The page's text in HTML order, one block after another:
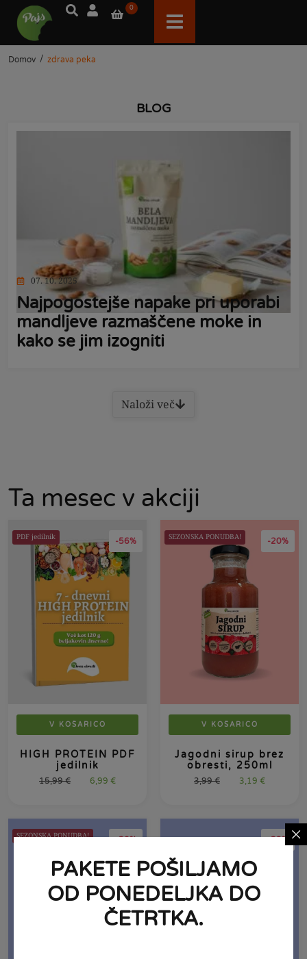
0
Domov / zdrava peka
BLOG
07. 10. 2025
Najpogostejše napake pri uporabi
mandljeve razmaščene moke in
kako se jim izogniti
Naloži več
Ta mesec v akciji
-56%
PDF jedilnik
V KOŠARICO
HIGH PROTEIN PDF
jedilnik
15,99€ 6,99 €
-20%
SEZONSKA PONUDBA!
V KOŠARICO
Jagodni sirup brez
obresti, 250ml
3,99€ 3,19 €
-20%
SEZONSKA PONUDBA! -29%
PAKETE POŠILJAMO
OD PONEDELJKA DO
ČETRTKA.